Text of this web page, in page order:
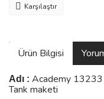
Karşılaştır
Ürün Bilgisi
Adı : Academy
Tank maketi